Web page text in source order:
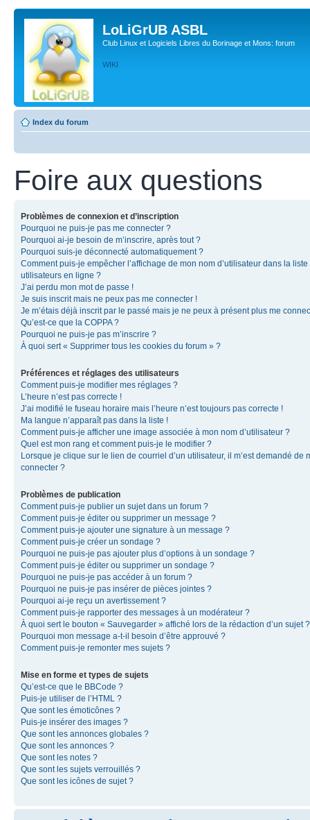
LoLiGrUB ASBL
Club Linux et Logiciels Libres du Borinage et Mons: forum
WIKI
Index du forum
Foire aux questions
Problèmes de connexion et d’inscription
Pourquoi ne puis-je pas me connecter ?
Pourquoi ai-je besoin de m’inscrire, après tout ?
Pourquoi suis-je déconnecté automatiquement ?
Comment puis-je empêcher l’affichage de mon nom d’utilisateur dans la liste
utilisateurs en ligne ?
J’ai perdu mon mot de passe !
Je suis inscrit mais ne peux pas me connecter !
Je m’étais déjà inscrit par le passé mais je ne peux à présent plus me
Qu’est-ce que la COPPA ?
Pourquoi ne puis-je pas m’inscrire ?
À quoi sert « Supprimer tous les cookies du forum » ?
Préférences et réglages des utilisateurs
Comment puis-je modifier mes réglages ?
L’heure n’est pas correcte !
J’ai modifié le fuseau horaire mais l’heure n’est toujours pas correcte !
Ma langue n’apparaît pas dans la liste !
Comment puis-je afficher une image associée à mon nom d’utilisateur ?
Quel est mon rang et comment puis-je le modifier ?
Lorsque je clique sur le lien de courriel d’un utilisateur, il m’est demandé de
connecter ?
Problèmes de publication
Comment puis-je publier un sujet dans un forum ?
Comment puis-je éditer ou supprimer un message ?
Comment puis-je ajouter une signature à un message ?
Comment puis-je créer un sondage ?
Pourquoi ne puis-je pas ajouter plus d’options à un sondage ?
Comment puis-je éditer ou supprimer un sondage ?
Pourquoi ne puis-je pas accéder à un forum ?
Pourquoi ne puis-je pas insérer de pièces jointes ?
Pourquoi ai-je reçu un avertissement ?
Comment puis-je rapporter des messages à un modérateur ?
À quoi sert le bouton « Sauvegarder » affiché lors de la rédaction d’un sujet ?
Pourquoi mon message a-t-il besoin d’être approuvé ?
Comment puis-je remonter mes sujets ?
Mise en forme et types de sujets
Qu’est-ce que le BBCode ?
Puis-je utiliser de l’HTML ?
Que sont les émoticônes ?
Puis-je insérer des images ?
Que sont les annonces globales ?
Que sont les annonces ?
Que sont les notes ?
Que sont les sujets verrouillés ?
Que sont les icônes de sujet ?